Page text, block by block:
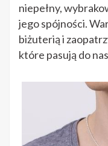
niepełny,
jego spójności.
biżuterią i
które pasują do